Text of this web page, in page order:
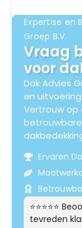
Expertise en
Groep B.V.
Vraag
voor
Dak Advies
en
Vertrouw op
betrouwbare
Ervaren
⭐⭐⭐⭐⭐
tevreden